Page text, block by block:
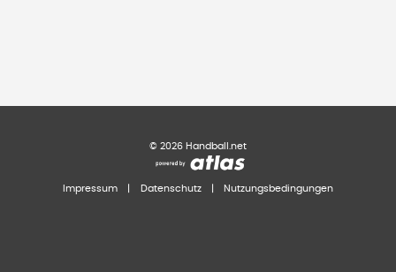
© 2026 Handball.net
Impressum Datenschutz Nutzungsbedingungen